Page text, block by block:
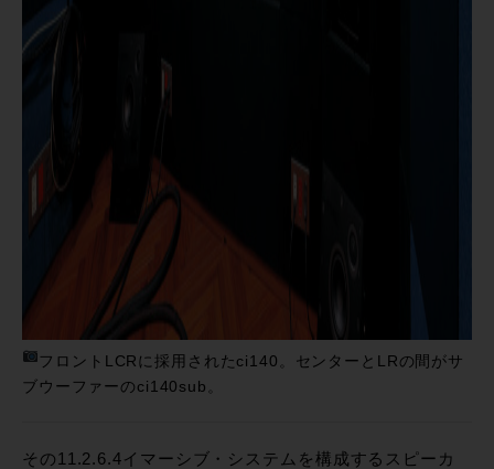
フロントLCRに採用されたci140。センターとLRの間がサ
ブウーファーのci140sub。
その11.2.6.4イマーシブ・システムを構成するスピーカ